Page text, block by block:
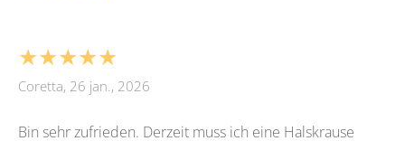
★★★★★
Coretta, 26 jan., 2026
Bin sehr zufrieden. Derzeit muss ich eine Halskrause